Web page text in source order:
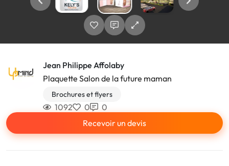
Jean Philippe Affolaby
Plaquette Salon de la future maman
Brochures et flyers
1092 0
0
Recevoir un devis